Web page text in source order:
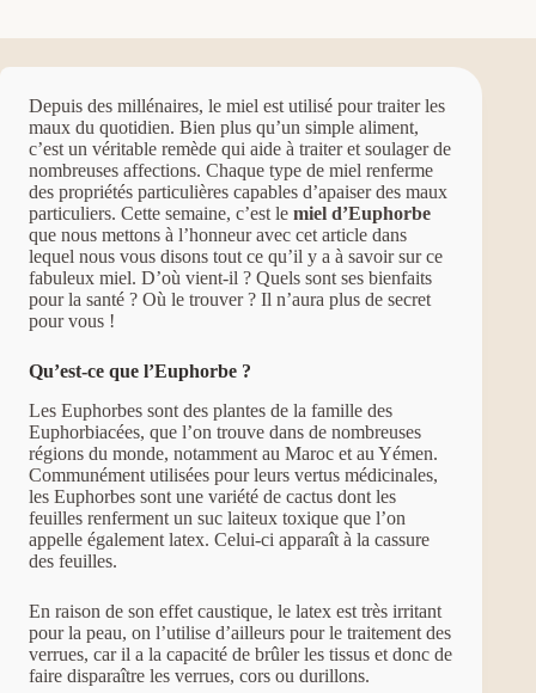
Depuis des millénaires, le miel est utilisé pour traiter les
maux du quotidien. Bien plus qu’un simple aliment,
c’est un véritable remède qui aide à traiter et soulager de
nombreuses affections. Chaque type de miel renferme
des propriétés particulières capables d’apaiser des maux
particuliers. Cette semaine, c’est le miel d’Euphorbe
que nous mettons à l’honneur avec cet article dans
lequel nous vous disons tout ce qu’il y a à savoir sur ce
fabuleux miel. D’où vient-il ? Quels sont ses bienfaits
pour la santé ? Où le trouver ? Il n’aura plus de secret
pour vous !
Qu’est-ce que l’Euphorbe ?
Les Euphorbes sont des plantes de la famille des
Euphorbiacées, que l’on trouve dans de nombreuses
régions du monde, notamment au Maroc et au Yémen.
Communément utilisées pour leurs vertus médicinales,
les Euphorbes sont une variété de cactus dont les
feuilles renferment un suc laiteux toxique que l’on
appelle également latex. Celui-ci apparaît à la cassure
des feuilles.
En raison de son effet caustique, le latex est très irritant
pour la peau, on l’utilise d’ailleurs pour le traitement des
verrues, car il a la capacité de brûler les tissus et donc de
faire disparaître les verrues, cors ou durillons.